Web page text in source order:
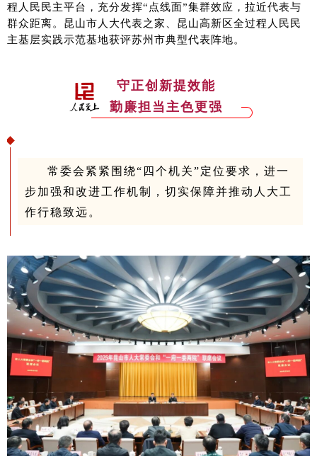
程人民民主平台，充分发挥“点线面”集群效应，拉近代表与
群众距离。 昆山市人大代表之家、昆山高新区全过程人民民
主基层实践示范基地获评苏州市典型代表阵地。
守正创新提效能
勤廉担当主色更强
常委会紧紧围绕“四个机关”定位要求，进一
步加强和改进工作机制，切实保障并推动人大工
作行稳致远。